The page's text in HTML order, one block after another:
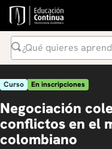
¿Qué quieres aprender?
1.
inteligencia artificial
2.
ia
3.
curso
Curso En inscripciones
Negociación
conflictos en el
colombiano